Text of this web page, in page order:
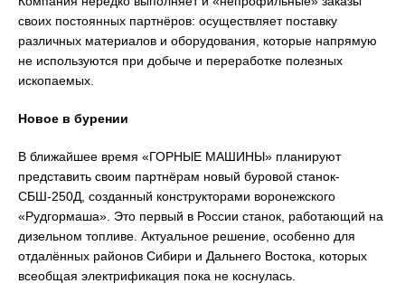
своих постоянных партнёров: осуществляет поставку
различных материалов и оборудования, которые напрямую
не используются при добыче и переработке полезных
ископаемых.
Новое в бурении
В ближайшее время «ГОРНЫЕ МАШИНЫ» планируют
представить своим партнёрам новый буровой станок-
СБШ-250Д, созданный конструкторами воронежского
«Рудгормаша». Это первый в России станок, работающий на
дизельном топливе. Актуальное решение, особенно для
отдалённых районов Сибири и Дальнего Востока, которых
всеобщая электрификация пока не коснулась.